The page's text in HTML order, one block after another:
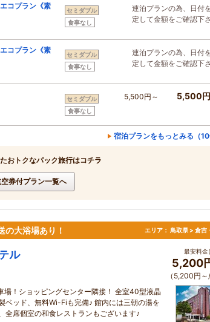
コプラン《素
セミダブル
食事なし
連泊プランの為、日付
定して金額をご確認下
コプラン《素
セミダブル
食事なし
連泊プランの為、日付
定して金額をご確認下
セミダブル
食事なし
5,500円～ 5,500
宿泊プランをもっとみる（10
おトクなパック旅行はコチラ
券付プラン一覧へ
大浴場あり！ エリア： 鳥取県 > 倉吉
ル
場！ショッピングセンター隣接！ 全室40型液晶
ベッド、無料Wi-Fiも完備♪ 館内には三朝の湯を
全席個室の和食レストランもございます♪
最安料金
5,200
（5,200円～/